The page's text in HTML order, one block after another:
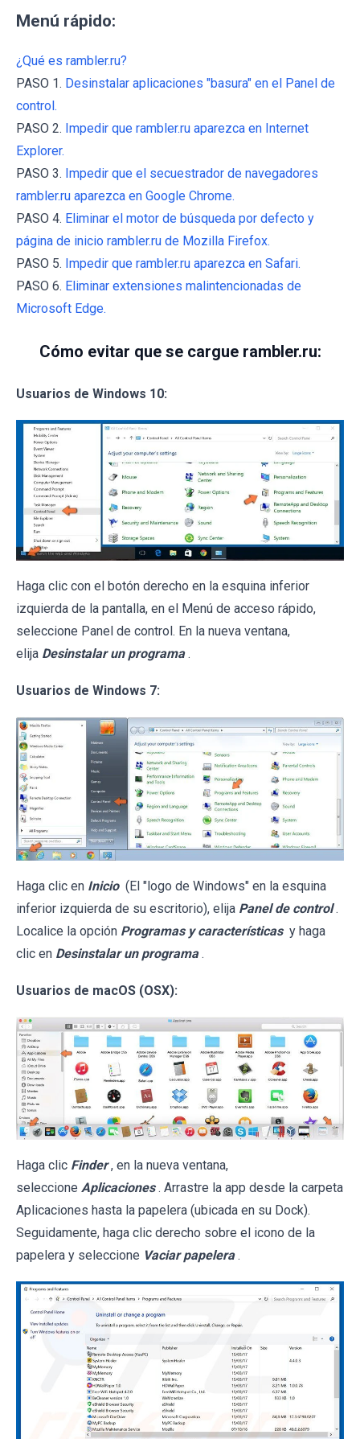
Menú rápido:
¿Qué es rambler.ru?
PASO 1. Desinstalar aplicaciones "basura" en el Panel de
control.
PASO 2. Impedir que rambler.ru aparezca en Internet
Explorer.
PASO 3. Impedir que el secuestrador de navegadores
rambler.ru aparezca en Google Chrome.
PASO 4. Eliminar el motor de búsqueda por defecto y
página de inicio rambler.ru de Mozilla Firefox.
PASO 5. Impedir que rambler.ru aparezca en Safari.
PASO 6. Eliminar extensiones malintencionadas de
Microsoft Edge.
Cómo evitar que se cargue rambler.ru:
Usuarios de Windows 10:
Haga clic con el botón derecho en la esquina inferior
izquierda de la pantalla, en el Menú de acceso rápido,
seleccione Panel de control. En la nueva ventana,
elija Desinstalar un programa .
Usuarios de Windows 7:
Haga clic en Inicio (El "logo de Windows" en la esquina
inferior izquierda de su escritorio), elija Panel de control .
Localice la opción Programas y características y haga
clic en Desinstalar un programa .
Usuarios de macOS (OSX):
Haga clic Finder , en la nueva ventana,
seleccione Aplicaciones . Arrastre la app desde la carpeta
Aplicaciones hasta la papelera (ubicada en su Dock).
Seguidamente, haga clic derecho sobre el icono de la
papelera y seleccione Vaciar papelera .